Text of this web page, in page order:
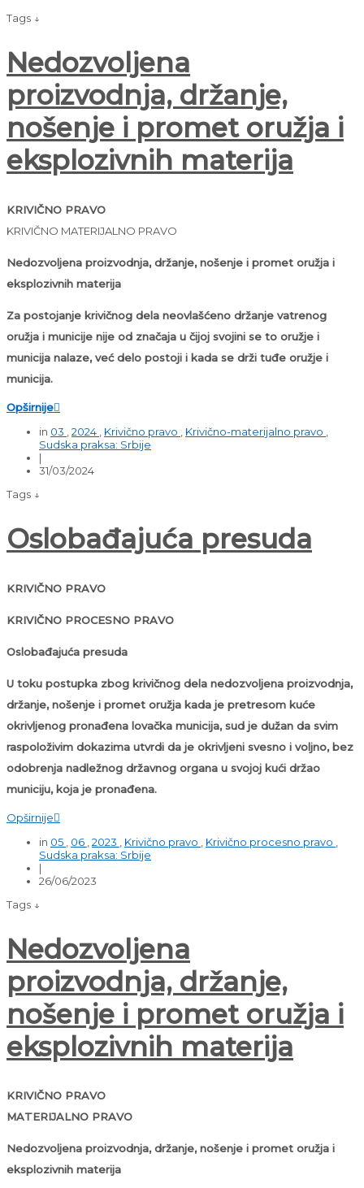
Tags ↓
Nedozvoljena
proizvodnja, držanje,
nošenje i promet oružja i
eksplozivnih materija
KRIVIČNO PRAVO
KRIVIČNO MATERIJALNO PRAVO
Nedozvoljena proizvodnja, držanje, nošenje i promet oružja i
eksplozivnih materija
Za postojanje krivičnog dela neovlašćeno držanje vatrenog
oružja i municije nije od značaja u čijoj svojini se to oružje i
municija nalaze, već delo postoji i kada se drži tuđe oružje i
municija.
Opširnije
in 03 2024 Krivično pravo Krivično-materijalno pravo
Sudska praksa: Srbije
|
31/03/2024
Tags ↓
Oslobađajuća presuda
KRIVIČNO PRAVO
KRIVIČNO PROCESNO PRAVO
Oslobađajuća presuda
U toku postupka zbog krivičnog dela nedozvoljena proizvodnja,
držanje, nošenje i promet oružja kada je pretresom kuće
okrivljenog pronađena lovačka municija, sud je dužan da svim
raspoloživim dokazima utvrdi da je okrivljeni svesno i voljno, bez
odobrenja nadležnog državnog organa u svojoj kući držao
municiju, koja je pronađena.
Opširnije
in 05 06 2023 Krivično pravo Krivično procesno pravo
Sudska praksa: Srbije
|
26/06/2023
Tags ↓
Nedozvoljena
proizvodnja, držanje,
nošenje i promet oružja i
eksplozivnih materija
KRIVIČNO PRAVO
MATERIJALNO PRAVO
Nedozvoljena proizvodnja, držanje, nošenje i promet oružja i
eksplozivnih materija